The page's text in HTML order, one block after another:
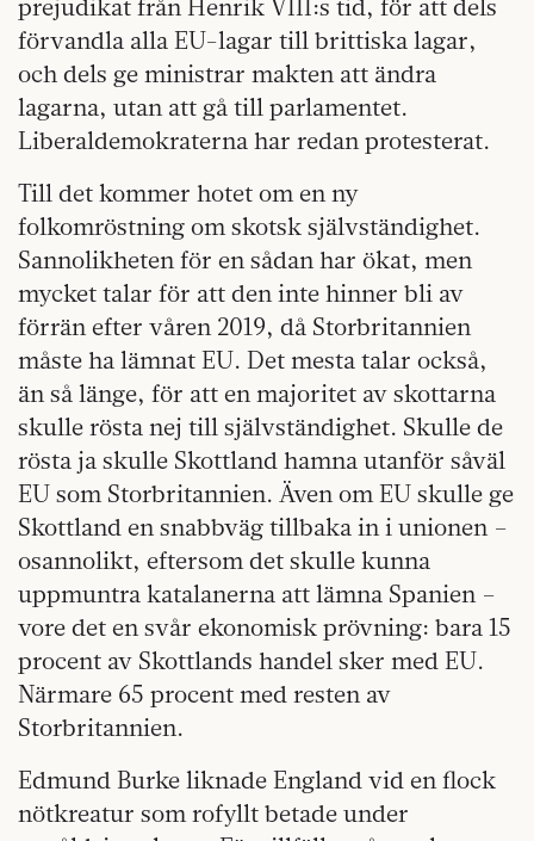
prejudikat från Henrik VIII:s tid, för att dels
förvandla alla EU-lagar till brittiska lagar,
och dels ge ministrar makten att ändra
lagarna, utan att gå till parlamentet.
Liberaldemokraterna har redan protesterat.
Till det kommer hotet om en ny
folkomröstning om skotsk självständighet.
Sannolikheten för en sådan har ökat, men
mycket talar för att den inte hinner bli av
förrän efter våren 2019, då Storbritannien
måste ha lämnat EU. Det mesta talar också,
än så länge, för att en majoritet av skottarna
skulle rösta nej till självständighet. Skulle de
rösta ja skulle Skottland hamna utanför såväl
EU som Storbritannien. Även om EU skulle ge
Skottland en snabbväg tillbaka in i unionen –
osannolikt, eftersom det skulle kunna
uppmuntra katalanerna att lämna Spanien –
vore det en svår ekonomisk prövning: bara 15
procent av Skottlands handel sker med EU.
Närmare 65 procent med resten av
Storbritannien.
Edmund Burke liknade England vid en flock
nötkreatur som rofyllt betade under